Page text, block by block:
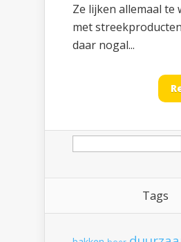
Ze lijken allemaal te
met
daar nogal...
Zoeken
Tags